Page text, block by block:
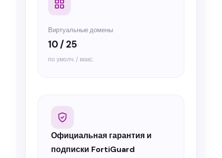
Виртуальные домены
10 / 25
по умолч. / макс.
Официальная гарантия и
подписки FortiGuard